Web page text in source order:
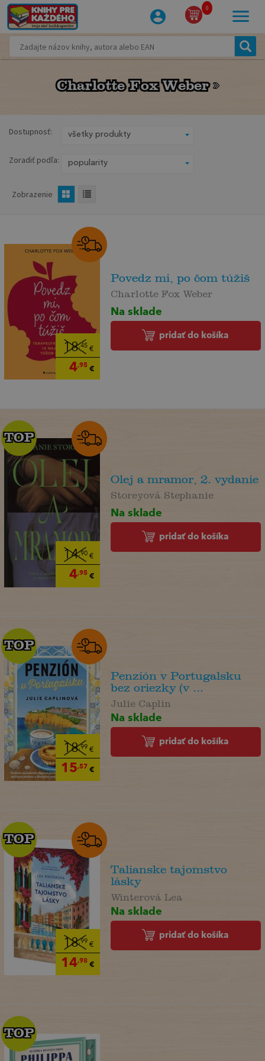
0
Charlotte Fox Weber
Charlotte Fox Weber
Dostupnosť:
Zoradiť podľa:
Zobrazenie
18,45€
4,95€
Povedz mi, po čom túžiš
Charlotte Fox Weber
Na sklade
pridať do košíka
14,90€
4,95€
TOP
TOP
Olej a mramor, 2. vydanie
Storeyová Stephanie
Na sklade
pridať do košíka
18,99 €
15,57 €
TOP
TOP
Penzión v Portugalsku
bez oriezky (v ...
Julie Caplin
Na sklade
pridať do košíka
18,99 €
14,98€
TOP
TOP
Talianske tajomstvo
lásky
Winterová Lea
Na sklade
pridať do košíka
TOP
TOP